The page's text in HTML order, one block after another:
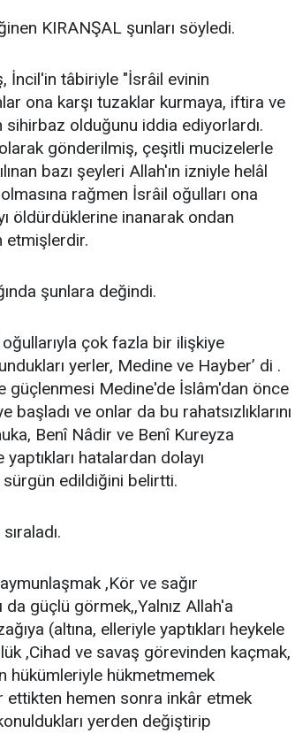
KIRANŞAL şunları söyledi.
İncil'in tâbiriyle "İsrâil evinin
ona karşı tuzaklar kurmaya, iftira ve
sihirbaz olduğunu iddia ediyorlardı.
gönderilmiş, çeşitli mucizelerle
bazı şeyleri Allah'ın izniyle helâl
rağmen İsrâil oğulları ona
öldürdüklerine inanarak ondan
etmişlerdir.
şunlara değindi.
çok fazla bir ilişkiye
yerler, Medine ve Hayber’ di .
güçlenmesi Medine'de İslâm'dan önce
ve onlar da bu rahatsızlıklarını
Benî Nâdir ve Benî Kureyza
hatalardan dolayı
edildiğini belirtti.
,Kör ve sağır
güçlü görmek,,Yalnız Allah'a
(altına, elleriyle yaptıkları heykele
,Cihad ve savaş görevinden kaçmak,
hükümleriyle hükmetmemek
ettikten hemen sonra inkâr etmek
yerden değiştirip